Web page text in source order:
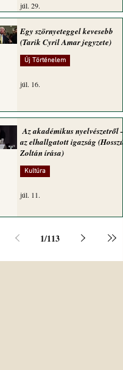
júl. 29.
Egy szörnyeteggel kevesebb
(Tarik Cyril Amar jegyzete)
Új Történelem
júl. 16.
Az akadémikus nyelvészetről –
az elhallgatott igazság (Hosszú
Zoltán írása)
Kultúra
júl. 11.
1/113